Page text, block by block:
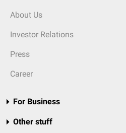
About Us
Investor Relations
Press
Career
For Business
Other stuff